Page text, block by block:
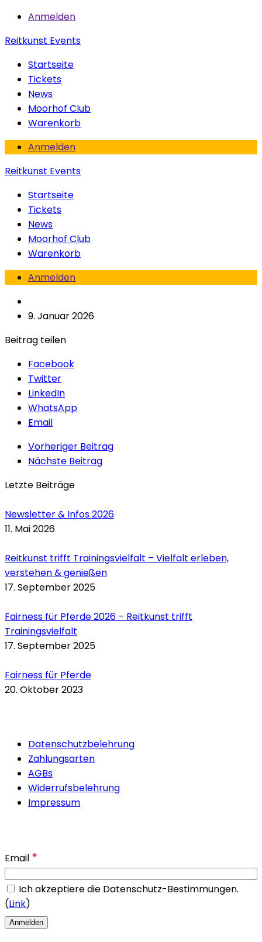
Anmelden
Reitkunst Events
Startseite
Tickets
News
Moorhof Club
Warenkorb
Anmelden
Reitkunst Events
Startseite
Tickets
News
Moorhof Club
Warenkorb
Anmelden
9. Januar 2026
Beitrag teilen
Facebook
Twitter
LinkedIn
WhatsApp
Email
Vorheriger Beitrag
Nächste Beitrag
Letzte Beiträge
Newsletter & Infos 2026
11. Mai 2026
Reitkunst trifft Trainingsvielfalt – Vielfalt erleben,
verstehen & genießen
17. September 2025
Fairness für Pferde 2026 – Reitkunst trifft
Trainingsvielfalt
17. September 2025
Fairness für Pferde
20. Oktober 2023
Datenschutzbelehrung
Zahlungsarten
AGBs
Widerrufsbelehrung
Impressum
Email *
Ich akzeptiere die Datenschutz-Bestimmungen.
(Link)